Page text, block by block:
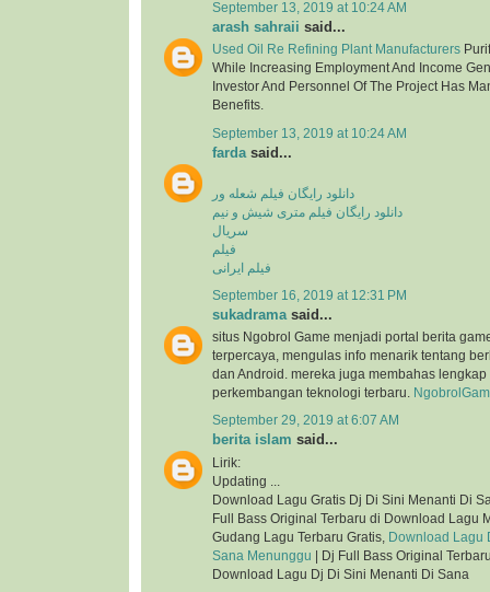
September 13, 2019 at 10:24 AM
arash sahraii said...
Used Oil Re Refining Plant Manufacturers
While Increasing Employment And Income
Investor And Personnel Of The Project Has
Benefits.
September 13, 2019 at 10:24 AM
farda said...
دانلود رایگان فیلم شعله ور
دانلود رایگان فیلم متری شیش و نیم
سریال
فیلم
فیلم ایرانی
September 16, 2019 at 12:31 PM
sukadramasaid...
situs Ngobrol Game menjadi portal berita
terpercaya, mengulas info menarik tentang
dan Android. mereka juga membahas lengkap
perkembangan teknologi terbaru.
September 29, 2019 at 6:07 AM
berita islam said...
Lirik:
Updating ...
Download Lagu Gratis Dj Di Sini Menanti Di
Full Bass Original Terbaru di Download Lagu
Gudang Lagu Terbaru Gratis,
Download Lagu
Sana Menunggu | Dj Full Bass Original
Download Lagu Dj Di Sini Menanti Di Sana